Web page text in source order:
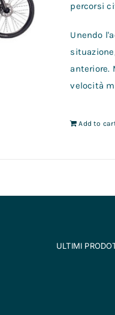
percorsi
Unendo
anteriore.
velocità
Add to
ULTIMI